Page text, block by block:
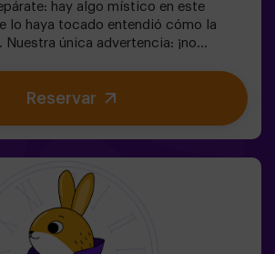
hay algo místico en este
lo haya tocado entendió cómo la
Nuestra única advertencia: ¡no
que sería fácil escapar? 🐒
con valor para encontrar la caja
a encerrar a este mundo mágico en su
| adolescentes | familias | fiestas
jugadores del equipo son menores o
entrar al menos con 1 adulto,
entrar acompañados de un monitor
Es una sala de
Reservar